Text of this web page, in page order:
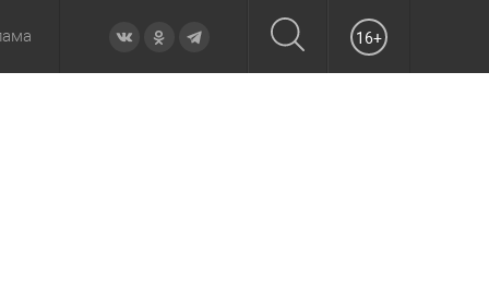
16+